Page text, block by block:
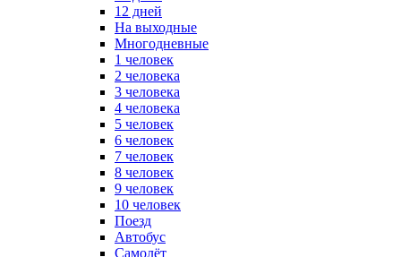
12 дней
На выходные
Многодневные
1 человек
2 человека
3 человека
4 человека
5 человек
6 человек
7 человек
8 человек
9 человек
10 человек
Поезд
Автобус
Самолёт